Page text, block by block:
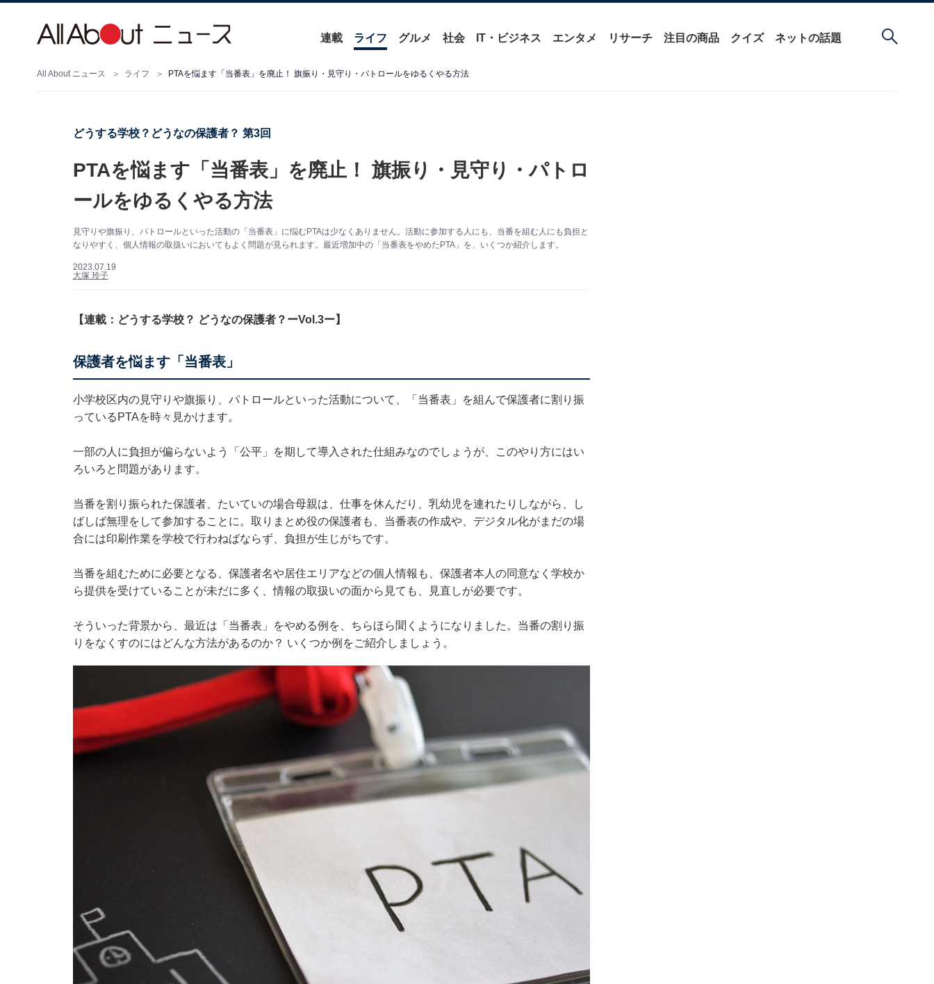
連載 ライフ グルメ 社会 IT・ビジネス エンタメ リサーチ 注目の商品 クイズ ネットの話題
All About ニュース ライフ PTAを悩ます「当番表」を廃止！ 旗振り・見守り・パトロールをゆるくやる方法
どうする学校？どうなの保護者？ 第3回
PTAを悩ます「当番表」を廃止！ 旗振り・見守り・パトロ
ールをゆるくやる方法
見守りや旗振り、パトロールといった活動の「当番表」に悩むPTAは少なくありません。活動に参加する人にも、当番を組む人にも負担と
なりやすく、個人情報の取扱いにおいてもよく問題が見られます。最近増加中の「当番表をやめたPTA」を、いくつか紹介します。
2023.07.19
大塚 玲子
【連載：どうする学校？ どうなの保護者？ーVol.3ー】
保護者を悩ます「当番表」
小学校区内の見守りや旗振り、パトロールといった活動について、「当番表」を組んで保護者に割り振
っているPTAを時々見かけます。
一部の人に負担が偏らないよう「公平」を期して導入された仕組みなのでしょうが、このやり方にはい
ろいろと問題があります。
当番を割り振られた保護者、たいていの場合母親は、仕事を休んだり、乳幼児を連れたりしながら、し
ばしば無理をして参加することに。取りまとめ役の保護者も、当番表の作成や、デジタル化がまだの場
合には印刷作業を学校で行わねばならず、負担が生じがちです。
当番を組むために必要となる、保護者名や居住エリアなどの個人情報も、保護者本人の同意なく学校か
ら提供を受けていることが未だに多く、情報の取扱いの面から見ても、見直しが必要です。
そういった背景から、最近は「当番表」をやめる例を、ちらほら聞くようになりました。当番の割り振
りをなくすのにはどんな方法があるのか？ いくつか例をご紹介しましょう。